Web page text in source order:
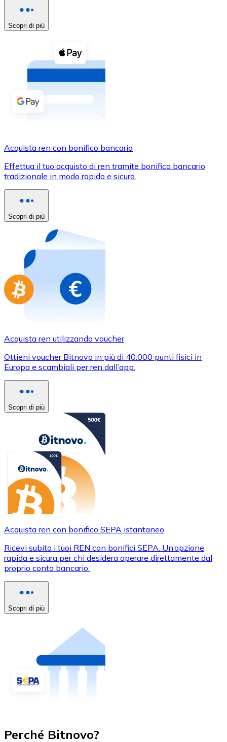
Vedi tutto
Buoni cripto
Acquista criptovalute in contanti e altri mezzi di
Acquista con contanti
Bonifico SEPA
Usa le carte Visa e Mastercard per acquistare
Acquista con carta
Acquista gift card dei tuoi marchi preferiti con
Vai al negozio di carte regalo
Scopri di più
Acquista ren con bonifico bancario
Effettua il tuo acquisto di ren tramite bonifico bancario
tradizionale in modo rapido e sicuro.
Scopri di più
Acquista ren utilizzando voucher
Ottieni voucher Bitnovo in più di 40.000 punti fisici in
Europa e scambiali per ren dall’app.
Scopri di più
Acquista ren con bonifico SEPA istantaneo
Ricevi subito i tuoi REN con bonifici SEPA. Un’opzione
rapida e sicura per chi desidera operare direttamente dal
proprio conto bancario.
Scopri di più
Perché Bitnovo?